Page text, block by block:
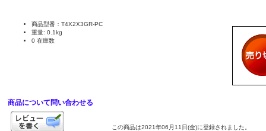
商品型番：T4X2X3GR-PC
重量: 0.1kg
0 在庫数
商品について問い合わせる
この商品は2021年06月11日(金)に登録されました。